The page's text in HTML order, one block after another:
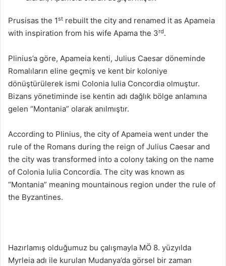
Prusisas the 1st rebuilt the city and renamed it as Apameia
with inspiration from his wife Apama the 3rd.
Plinius’a göre, Apameia kenti, Julius Caesar döneminde
Romalıların eline geçmiş ve kent bir koloniye
dönüştürülerek ismi Colonia Iulia Concordia olmuştur.
Bizans yönetiminde ise kentin adı dağlık bölge anlamına
gelen “Montania” olarak anılmıştır.
According to Plinius, the city of Apameia went under the
rule of the Romans during the reign of Julius Caesar and
the city was transformed into a colony taking on the name
of Colonia Iulia Concordia. The city was known as
“Montania” meaning mountainous region under the rule of
the Byzantines.
Hazırlamış olduğumuz bu çalışmayla MÖ 8. yüzyılda
Myrleia adı ile kurulan Mudanya’da görsel bir zaman